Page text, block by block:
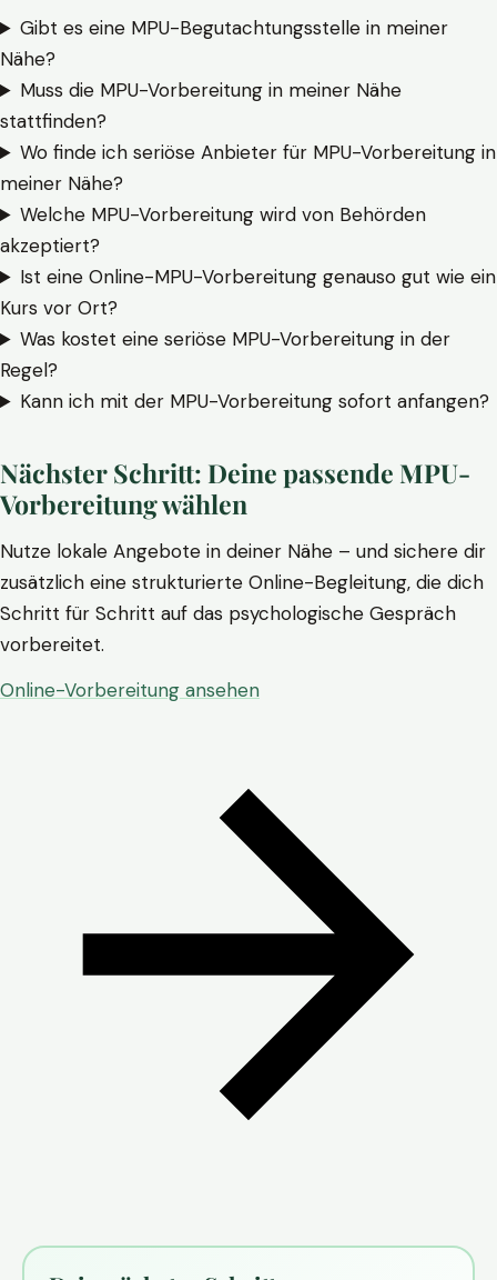
Gibt es eine MPU-Begutachtungsstelle in meiner
Nähe?
Muss die MPU-Vorbereitung in meiner Nähe
stattfinden?
Wo finde ich seriöse Anbieter für MPU-Vorbereitung in
meiner Nähe?
Welche MPU-Vorbereitung wird von Behörden
akzeptiert?
Ist eine Online-MPU-Vorbereitung genauso gut wie ein
Kurs vor Ort?
Was kostet eine seriöse MPU-Vorbereitung in der
Regel?
Kann ich mit der MPU-Vorbereitung sofort anfangen?
Nächster Schritt: Deine passende MPU-
Vorbereitung wählen
Nutze lokale Angebote in deiner Nähe – und sichere dir
zusätzlich eine strukturierte Online-Begleitung, die dich
Schritt für Schritt auf das psychologische Gespräch
vorbereitet.
Online-Vorbereitung ansehen